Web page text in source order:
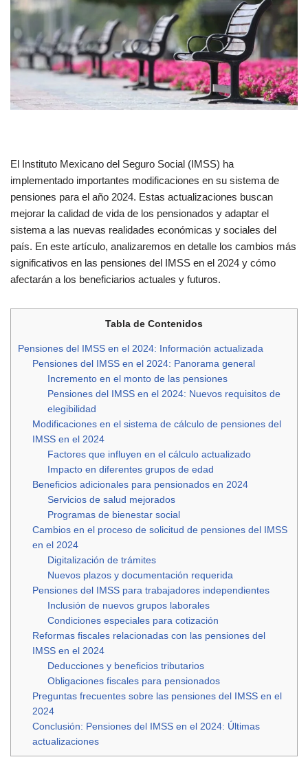
El Instituto Mexicano del Seguro Social (IMSS) ha
implementado importantes modificaciones en su sistema de
pensiones para el año 2024. Estas actualizaciones buscan
mejorar la calidad de vida de los pensionados y adaptar el
sistema a las nuevas realidades económicas y sociales del
país. En este artículo, analizaremos en detalle los cambios más
significativos en las pensiones del IMSS en el 2024 y cómo
afectarán a los beneficiarios actuales y futuros.
Tabla de Contenidos
Pensiones del IMSS en el 2024: Información actualizada
Pensiones del IMSS en el 2024: Panorama general
Incremento en el monto de las pensiones
Pensiones del IMSS en el 2024: Nuevos requisitos de
elegibilidad
Modificaciones en el sistema de cálculo de pensiones del
IMSS en el 2024
Factores que influyen en el cálculo actualizado
Impacto en diferentes grupos de edad
Beneficios adicionales para pensionados en 2024
Servicios de salud mejorados
Programas de bienestar social
Cambios en el proceso de solicitud de pensiones del IMSS
en el 2024
Digitalización de trámites
Nuevos plazos y documentación requerida
Pensiones del IMSS para trabajadores independientes
Inclusión de nuevos grupos laborales
Condiciones especiales para cotización
Reformas fiscales relacionadas con las pensiones del
IMSS en el 2024
Deducciones y beneficios tributarios
Obligaciones fiscales para pensionados
Preguntas frecuentes sobre las pensiones del IMSS en el
2024
Conclusión: Pensiones del IMSS en el 2024: Últimas
actualizaciones